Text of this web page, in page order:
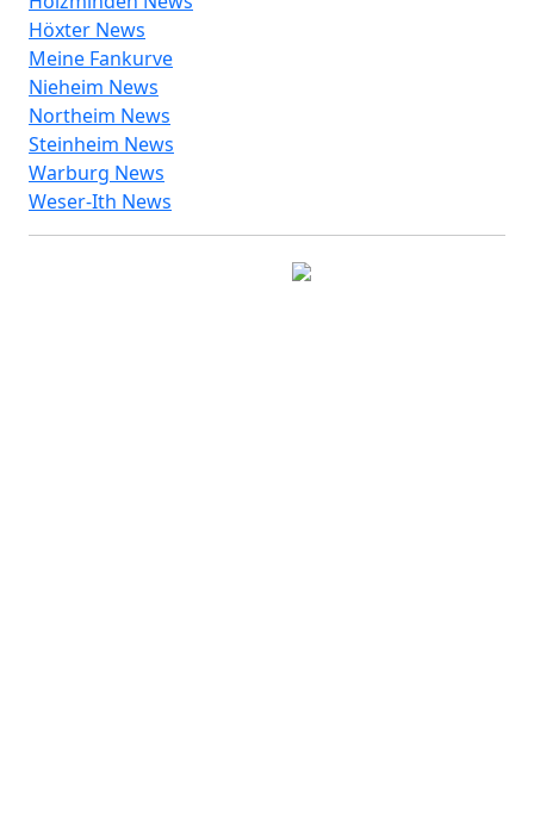
Höxter News
Meine Fankurve
Nieheim News
Northeim News
Steinheim News
Warburg News
Weser-Ith News